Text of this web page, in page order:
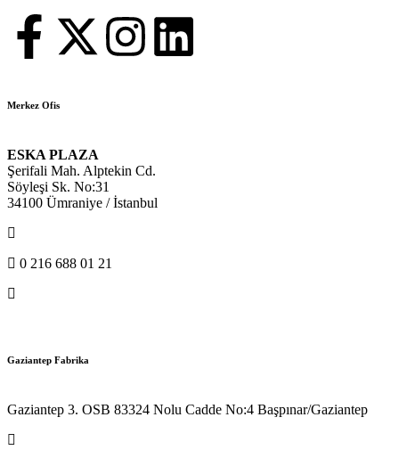
Merkez Ofis
ESKA PLAZA
Şerifali Mah. Alptekin Cd.
Söyleşi Sk. No:31
34100 Ümraniye / İstanbul
0 216 688 01 21
Gaziantep Fabrika
Gaziantep 3. OSB 83324 Nolu Cadde No:4 Başpınar/Gaziantep